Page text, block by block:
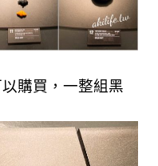
購買，一整組黑